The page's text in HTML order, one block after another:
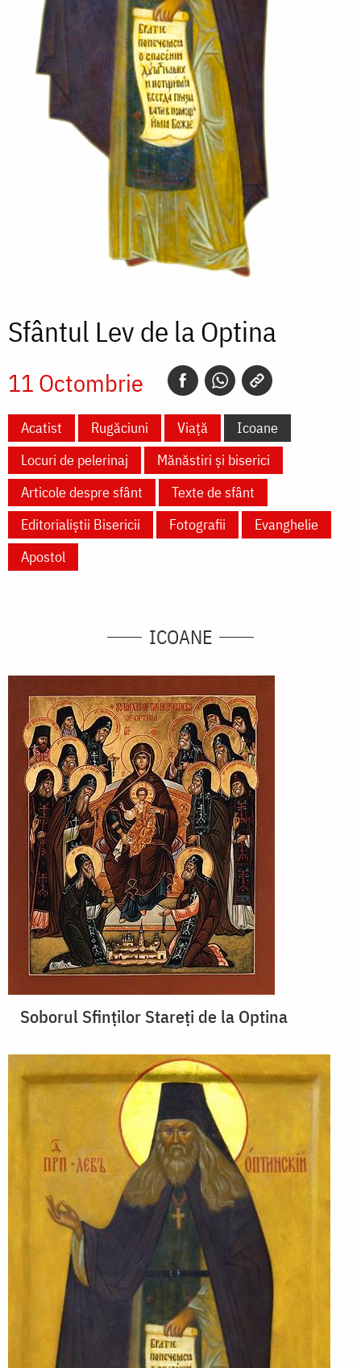
Sfântul Lev de la Optina
11 Octombrie
Acatist Rugăciuni Viață
Icoane
Locuri de pelerinaj
Mănăstiri și biserici
Articole despre sfânt
Texte de sfânt
Editorialiștii Bisericii
Fotografii
Evanghelie
Apostol
ICOANE
Soborul Sfinţilor Stareţi de la Optina